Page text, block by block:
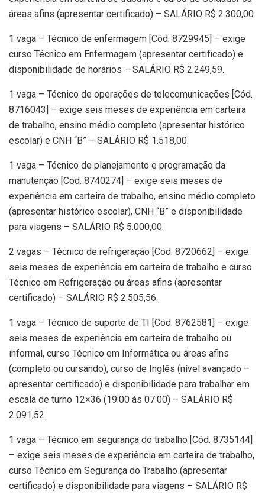
áreas afins (apresentar certificado) – SALÁRIO R$ 2.300,00.
1 vaga – Técnico de enfermagem [Cód. 8729945] – exige
curso Técnico em Enfermagem (apresentar certificado) e
disponibilidade de horários – SALÁRIO R$ 2.249,59.
1 vaga – Técnico de operações de telecomunicações [Cód.
8716043] – exige seis meses de experiência em carteira
de trabalho, ensino médio completo (apresentar histórico
escolar) e CNH “B” – SALÁRIO R$ 1.518,00.
1 vaga – Técnico de planejamento e programação da
manutenção [Cód. 8740274] – exige seis meses de
experiência em carteira de trabalho, ensino médio completo
(apresentar histórico escolar), CNH “B” e disponibilidade
para viagens – SALÁRIO R$ 5.000,00.
2 vagas – Técnico de refrigeração [Cód. 8720662] – exige
seis meses de experiência em carteira de trabalho e curso
Técnico em Refrigeração ou áreas afins (apresentar
certificado) – SALÁRIO R$ 2.505,56.
1 vaga – Técnico de suporte de TI [Cód. 8762581] – exige
seis meses de experiência em carteira de trabalho ou
informal, curso Técnico em Informática ou áreas afins
(completo ou cursando), curso de Inglês (nível avançado –
apresentar certificado) e disponibilidade para trabalhar em
escala de turno 12×36 (19:00 às 07:00) – SALÁRIO R$
2.091,52.
1 vaga – Técnico em segurança do trabalho [Cód. 8735144]
– exige seis meses de experiência em carteira de trabalho,
curso Técnico em Segurança do Trabalho (apresentar
certificado) e disponibilidade para viagens – SALÁRIO R$